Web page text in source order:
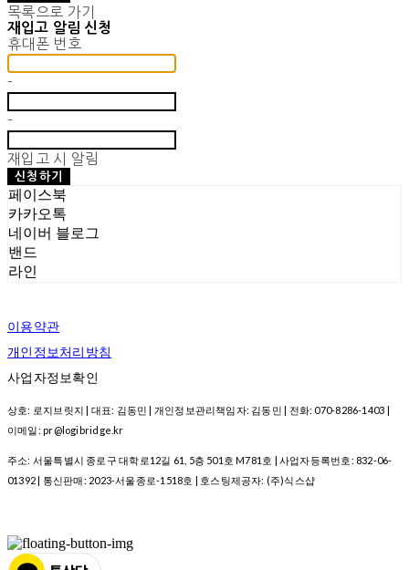
목록으로 가기
재입고 알림 신청
휴대폰 번호
-
-
재입고 시 알림
신청하기
페이스북
카카오톡
네이버 블로그
밴드
라인
이용약관
개인정보처리방침
사업자정보확인
상호: 로지브릿지 | 대표: 김동민 | 개인정보관리책임자: 김동민 | 전화: 070-8286-1403 |
이메일: pr@logibridge.kr
주소: 서울특별시 종로구 대학로12길 61, 5층 501호 M781호 | 사업자등록번호: 832-06-
01392 | 통신판매: 2023-서울종로-1518호 | 호스팅제공자: (주)식스샵